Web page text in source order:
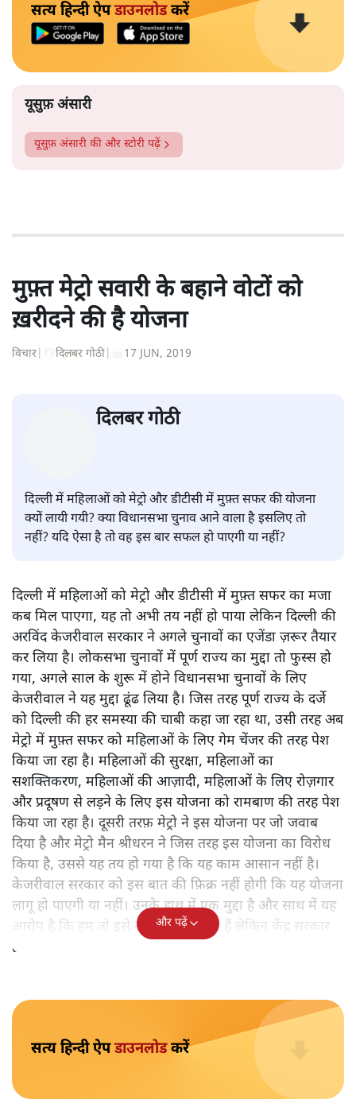
सत्य हिन्दी ऐपडाउनलोडकरें
यूसुफ़ अंसारी
यूसुफ़ अंसारी की और स्टोरी पढ़ें
मुफ़्त मेट्रो सवारी के बहाने वोटों को
ख़रीदने की है योजना
विचार दिलबर गोठी 17 JUN, 2019
दिलबर गोठी
दिल्ली में महिलाओं को मेट्रो और डीटीसी में मुफ़्त सफर की योजना
क्यों लायी गयी? क्या विधानसभा चुनाव आने वाला है इसलिए तो
नहीं? यदि ऐसा है तो वह इस बार सफल हो पाएगी या नहीं?
दिल्ली में महिलाओं को मेट्रो और डीटीसी में मुफ़्त सफर का मजा
कब मिल पाएगा, यह तो अभी तय नहीं हो पाया लेकिन दिल्ली की
अरविंद केजरीवाल सरकार ने अगले चुनावों का एजेंडा ज़रूर तैयार
कर लिया है। लोकसभा चुनावों में पूर्ण राज्य का मुद्दा तो फुस्स हो
गया, अगले साल के शुरू में होने विधानसभा चुनावों के लिए
केजरीवाल ने यह मुद्दा ढूंढ लिया है। जिस तरह पूर्ण राज्य के दर्जे
को दिल्ली की हर समस्या की चाबी कहा जा रहा था, उसी तरह अब
सशक्तिकरण, महिलाओं की आज़ादी, महिलाओं के लिए रोज़गार
और प्रदूषण से लड़ने के लिए इस योजना को रामबाण की तरह पेश
किया जा रहा है। दूसरी तरफ़ मेट्रो ने इस योजना पर जो जवाब
दिया है और मेट्रो मैन श्रीधरन ने जिस तरह इस योजना का विरोध
किया है, उससे यह तय हो गया है कि यह काम आसान नहीं है।
केजरीवाल सरकार को इस बात की फ़िक्र नहीं होगी कि यह योजना